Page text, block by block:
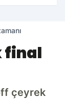
final
çeyrek